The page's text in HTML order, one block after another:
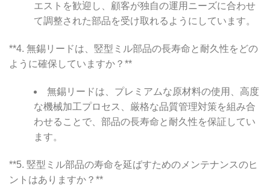
エストを歓迎し、顧客が独自の運用ニーズに合わせ
て調整された部品を受け取れるようにしています。
**4. 無錫リードは、竪型ミル部品の長寿命と耐久性をどの
ように確保していますか？**
無錫リードは、プレミアムな原材料の使用、高度
な機械加工プロセス、厳格な品質管理対策を組み合
わせることで、部品の長寿命と耐久性を保証してい
ます。
**5. 竪型ミル部品の寿命を延ばすためのメンテナンスのヒ
ントはありますか？**